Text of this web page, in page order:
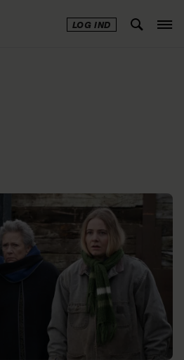
LOG IND